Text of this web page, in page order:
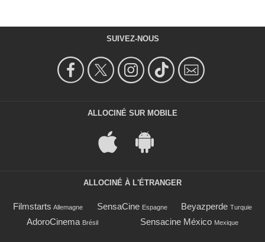
SUIVEZ-NOUS
ALLOCINÉ SUR MOBILE
ALLOCINÉ À L'ÉTRANGER
Filmstarts Allemagne SensaCine Espagne Beyazperde Turquie
AdoroCinema Brésil Sensacine México Mexique